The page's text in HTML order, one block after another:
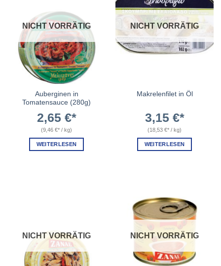
NICHT VORRÄTIG
Auberginen in
Tomatensauce (280g)
2,65 €
(9,46 € / kg)
WEITERLESEN
NICHT VORRÄTIG
Makrelenfilet in Öl
3,15 €
(18,53 € / kg)
WEITERLESEN
NICHT VORRÄTIG NICHT VORRÄTIG